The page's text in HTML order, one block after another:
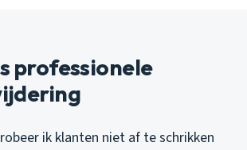
professionele
ik klanten niet af te schrikken